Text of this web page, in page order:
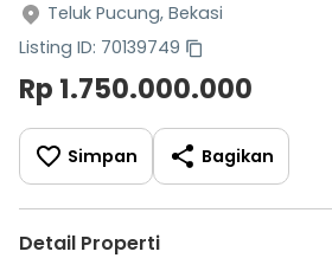
Teluk Pucung, Bekasi
Listing ID: 70139749
Rp 1.750.000.000
Simpan Bagikan
Detail Properti